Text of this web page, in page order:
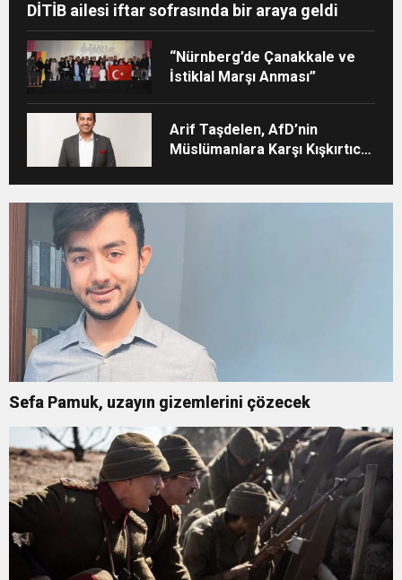
DİTİB ailesi iftar sofrasında bir araya geldi
“Nürnberg’de Çanakkale ve
İstiklal Marşı Anması”
Arif Taşdelen, AfD’nin
Müslümanlara Karşı Kışkırtıcı
Sefa Pamuk, uzayın gizemlerini çözecek